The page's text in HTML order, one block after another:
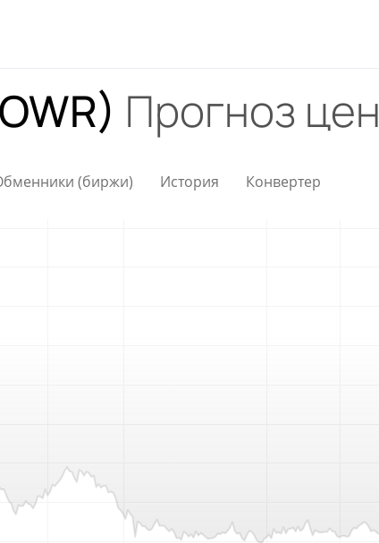
Прогноз цен
(биржи) История Конвертер